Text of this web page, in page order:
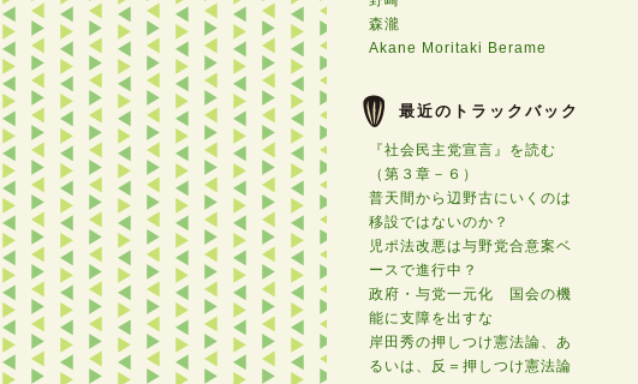
森瀧
Akane Moritaki Berame
最近のトラックバック
『社会民主党宣言』を読む
（第３章－６）
普天間から辺野古にいくのは
移設ではないのか？
児ポ法改悪は与野党合意案ベ
ースで進行中？
政府・与党一元化 国会の機
能に支障を出すな
岸田秀の押しつけ憲法論、あ
るいは、反＝押しつけ憲法論